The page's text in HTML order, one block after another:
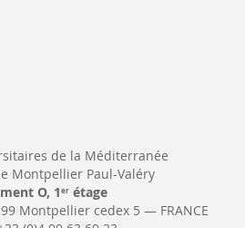
de la Méditerranée
Montpellier Paul-Valéry
O, 1erétage
Montpellier cedex 5 — FRANCE